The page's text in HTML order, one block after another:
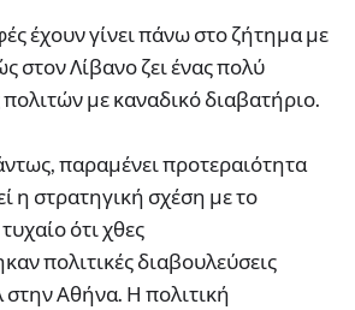
έχουν γίνει πάνω στο ζήτημα με
στον Λίβανο ζει ένας πολύ
με καναδικό διαβατήριο.
παραμένει προτεραιότητα
η στρατηγική σχέση με το
ότι χθες
πολιτικές διαβουλεύσεις
στην Αθήνα. Η πολιτική